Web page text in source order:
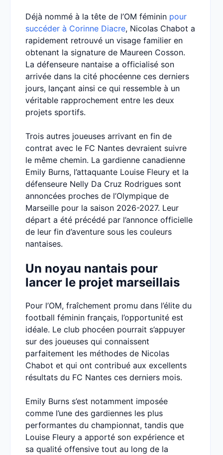
Déjà nommé à la tête de l’OM féminin pour
succéder à Corinne Diacre, Nicolas Chabot a
rapidement retrouvé un visage familier en
obtenant la signature de Maureen Cosson.
La défenseure nantaise a officialisé son
arrivée dans la cité phocéenne ces derniers
jours, lançant ainsi ce qui ressemble à un
véritable rapprochement entre les deux
projets sportifs.
Trois autres joueuses arrivant en fin de
contrat avec le FC Nantes devraient suivre
le même chemin. La gardienne canadienne
Emily Burns, l’attaquante Louise Fleury et la
défenseure Nelly Da Cruz Rodrigues sont
annoncées proches de l’Olympique de
Marseille pour la saison 2026-2027. Leur
départ a été précédé par l’annonce officielle
de leur fin d’aventure sous les couleurs
nantaises.
Un noyau nantais pour
lancer le projet marseillais
Pour l’OM, fraîchement promu dans l’élite du
football féminin français, l’opportunité est
idéale. Le club phocéen pourrait s’appuyer
sur des joueuses qui connaissent
parfaitement les méthodes de Nicolas
Chabot et qui ont contribué aux excellents
résultats du FC Nantes ces derniers mois.
Emily Burns s’est notamment imposée
comme l’une des gardiennes les plus
performantes du championnat, tandis que
Louise Fleury a apporté son expérience et
sa qualité offensive tout au long de la